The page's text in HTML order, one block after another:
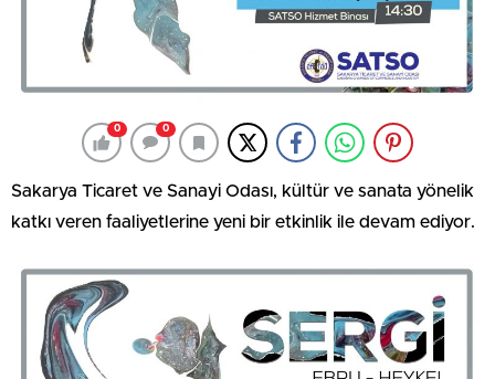
0 0
Sakarya Ticaret ve Sanayi Odası, kültür ve sanata yönelik
katkı veren faaliyetlerine yeni bir etkinlik ile devam ediyor.